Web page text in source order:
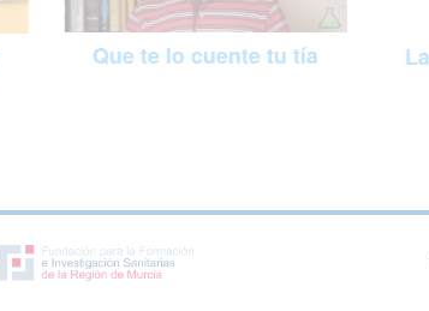
Que te lo cuente tu tía